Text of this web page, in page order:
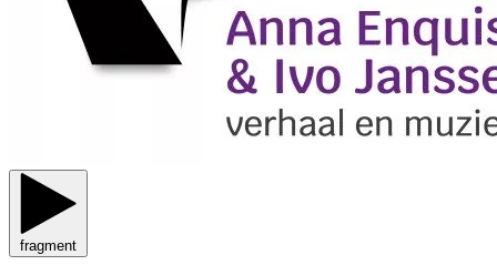
fragment